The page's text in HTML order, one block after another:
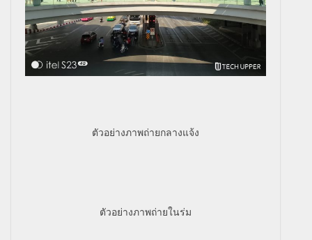
ตัวอย่างภาพถ่ายกลางแจ้ง
ตัวอย่างภาพถ่ายในร่ม